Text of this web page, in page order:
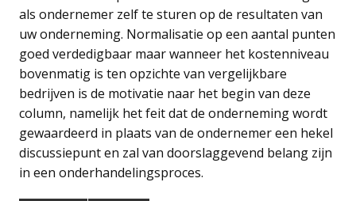
als ondernemer zelf te sturen op de resultaten van
uw onderneming. Normalisatie op een aantal punten
goed verdedigbaar maar wanneer het kostenniveau
bovenmatig is ten opzichte van vergelijkbare
bedrijven is de motivatie naar het begin van deze
column, namelijk het feit dat de onderneming wordt
gewaardeerd in plaats van de ondernemer een hekel
discussiepunt en zal van doorslaggevend belang zijn
in een onderhandelingsproces.